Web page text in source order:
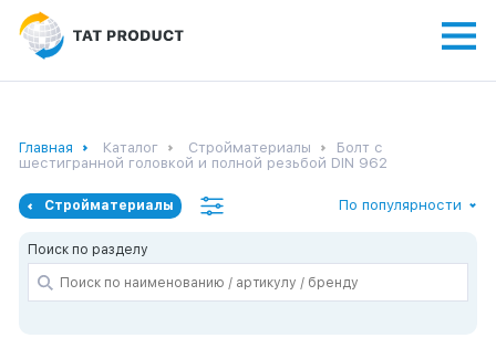
Главная Каталог Стройматериалы
Болт с
шестигранной головкой и полной резьбой DIN 962
Стройматериалы По популярности
Поиск по разделу